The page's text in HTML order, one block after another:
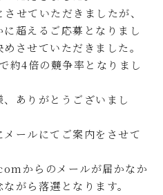
せていただきましたが、
超えるご応募となりまし
させていただきました。
約4倍の競争率となりまし
ありがとうございまし
ールにてご案内をさせて
からのメールが届かなか
がら落選となります。